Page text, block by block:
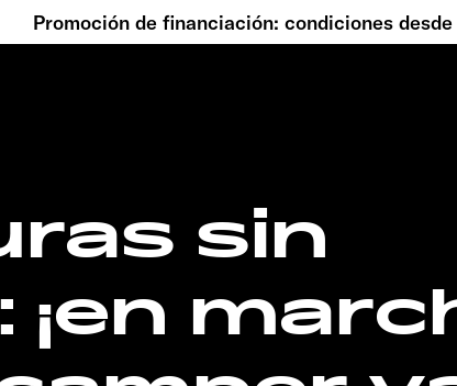
Promoción de financiación: condiciones
sin
¡en